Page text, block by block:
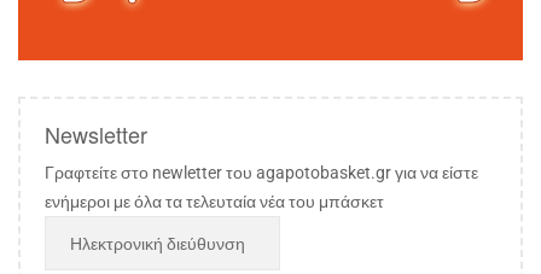
Newsletter
Γραφτείτε στο newletter του agapotobasket.gr για να είστε
ενήμεροι με όλα τα τελευταία νέα του μπάσκετ